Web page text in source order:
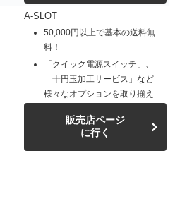
A-SLOT
50,000円以上で基本の送料無
料！
「クイック電源スイッチ」、
「十円玉加工サービス」など
様々なオプションを取り揃え
販売店ページ
に行く